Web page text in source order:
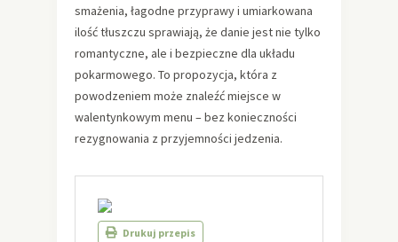
smażenia, łagodne przyprawy i umiarkowana
ilość tłuszczu sprawiają, że danie jest nie tylko
romantyczne, ale i bezpieczne dla układu
pokarmowego. To propozycja, która z
powodzeniem może znaleźć miejsce w
walentynkowym menu – bez konieczności
rezygnowania z przyjemności jedzenia.
Drukuj przepis